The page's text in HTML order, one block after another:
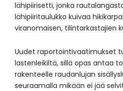
lähipiirisetti, jonka
lähipiiritaulukko kuivaa
viranomaisen, tilintarkastajien
Uudet raportointivaatimukset
lastenleikiltä, sillä opas antaa
rakenteelle raudanlujan
seuraamalla mikään ei jää